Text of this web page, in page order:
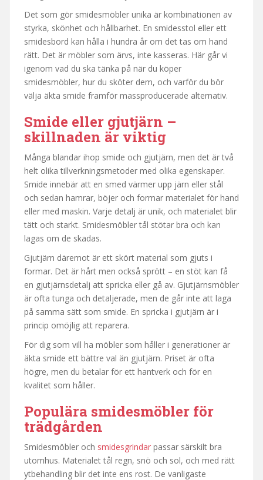
Det som gör smidesmöbler unika är kombinationen av
styrka, skönhet och hållbarhet. En smidesstol eller ett
smidesbord kan hålla i hundra år om det tas om hand
rätt. Det är möbler som ärvs, inte kasseras. Här går vi
igenom vad du ska tänka på när du köper
smidesmöbler, hur du sköter dem, och varför du bör
välja äkta smide framför massproducerade alternativ.
Smide eller gjutjärn –
skillnaden är viktig
Många blandar ihop smide och gjutjärn, men det är två
helt olika tillverkningsmetoder med olika egenskaper.
Smide innebär att en smed värmer upp järn eller stål
och sedan hamrar, böjer och formar materialet för hand
eller med maskin. Varje detalj är unik, och materialet blir
tätt och starkt. Smidesmöbler tål stötar bra och kan
lagas om de skadas.
Gjutjärn däremot är ett skört material som gjuts i
formar. Det är hårt men också sprött – en stöt kan få
en gjutjärnsdetalj att spricka eller gå av. Gjutjärnsmöbler
är ofta tunga och detaljerade, men de går inte att laga
på samma sätt som smide. En spricka i gjutjärn är i
princip omöjlig att reparera.
För dig som vill ha möbler som håller i generationer är
äkta smide ett bättre val än gjutjärn. Priset är ofta
högre, men du betalar för ett hantverk och för en
kvalitet som håller.
Populära smidesmöbler för
trädgården
Smidesmöbler och smidesgrindar passar särskilt bra
utomhus. Materialet tål regn, snö och sol, och med rätt
ytbehandling blir det inte ens rost. De vanligaste